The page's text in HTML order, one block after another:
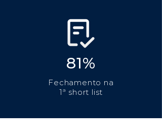
81%
Fechamento na
1ª short list